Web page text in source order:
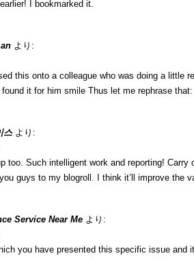
I bookmarked it.
より:
this onto a colleague who was doing a little
it for him smile Thus let me rephrase
스 より:
too. Such intelligent work and reporting! Carry
guys to my blogroll. I think it’ll improve the
Service Near Me より:
you have presented this specific issue and